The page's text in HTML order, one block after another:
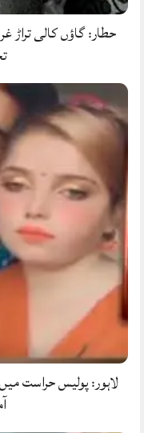
حطار: گاؤں کالی تراڑ
لاہور: پولیس حراست